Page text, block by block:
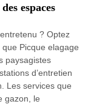
espaces
? Optez
Picque elagage
paysagistes
d’entretien
Les services que
gazon, le